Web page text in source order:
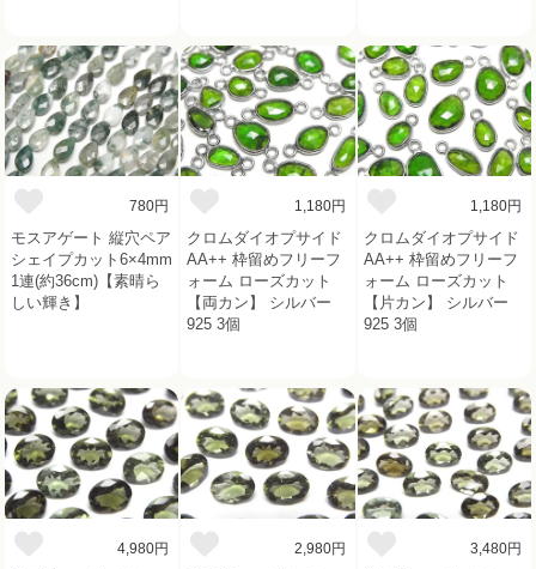
780円
モスアゲート 縦穴ペア
シェイプカット6×4mm
1連(約36cm)【素晴ら
しい輝き】
1,180円
クロムダイオプサイド
AA++ 枠留めフリーフ
ォーム ローズカット
【両カン】 シルバー
925 3個
1,180円
クロムダイオプサイド
AA++ 枠留めフリーフ
ォーム ローズカット
【片カン】 シルバー
925 3個
4,980円 2,980円 3,480円